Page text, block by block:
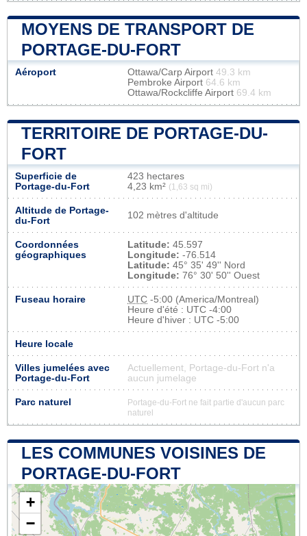
MOYENS DE TRANSPORT DE
PORTAGE-DU-FORT
Aéroport Ottawa/Carp Airport 49.3 km
Pembroke Airport 64.6 km
Ottawa/Rockcliffe Airport 69.4 km
TERRITOIRE DE PORTAGE-DU-
FORT
Superficie de
Portage-du-Fort
423 hectares
4,23 km² (1,63 sq mi)
Altitude de Portage-
du-Fort
102 mètres d'altitude
Coordonnées
géographiques
Latitude: 45.597
Longitude: -76.514
Latitude: 45° 35' 49'' Nord
Longitude: 76° 30' 50'' Ouest
Fuseau horaire UTC -5:00 (America/Montreal)
Heure d'été : UTC -4:00
Heure d'hiver : UTC -5:00
Heure locale
Villes jumelées avec
Portage-du-Fort
Actuellement, Portage-du-Fort n'a
aucun jumelage
Parc naturel
Portage-du-Fort ne fait partie d'aucun parc
naturel
LES COMMUNES VOISINES DE
PORTAGE-DU-FORT
+
−